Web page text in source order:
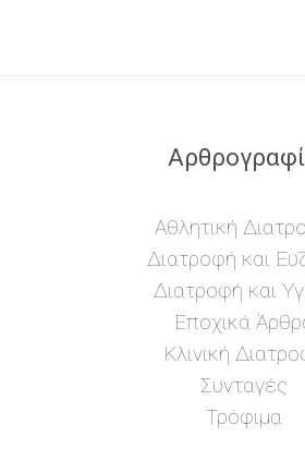
Αθλητική
Διατροφή και
Διατροφή και
Εποχικά
Κλινική
Συνταγές
Τρόφιμα